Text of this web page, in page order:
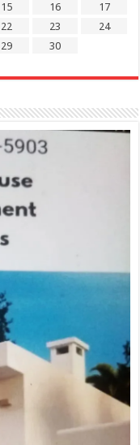
15 16
17
22 23
24
29
30